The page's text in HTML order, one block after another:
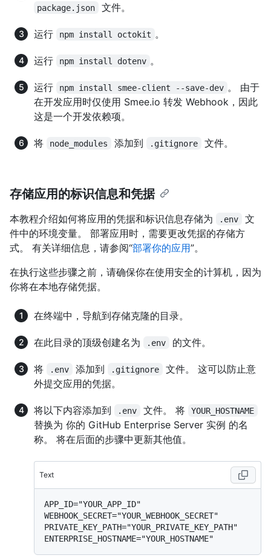
package.json 文件。
运行 npm install octokit 。
运行 npm install dotenv 。
运行 npm install smee-client --save-dev 。 由于
在开发应用时仅使用 Smee.io 转发 Webhook，因此
这是一个开发依赖项。
将 node_modules 添加到 .gitignore 文件。
存储应用的标识信息和凭据
本教程介绍如何将应用的凭据和标识信息存储为 .env
文
件中的环境变量。 部署应用时，需要更改凭据的存储方
式。 有关详细信息，请参阅“部署你的应用”。
在执行这些步骤之前，请确保你在使用安全的计算机，因为
你将在本地存储凭据。
在终端中，导航到存储克隆的目录。
在此目录的顶级创建名为 .env 的文件。
将 .env 添加到 .gitignore
文件。 这可以防止意
外提交应用的凭据。
将以下内容添加到 .env 文件。 将 YOUR_HOSTNAME
替换为 你的 GitHub Enterprise Server 实例 的名
称。 将在后面的步骤中更新其他值。
Text
APP_ID="YOUR_APP_ID"
WEBHOOK_SECRET="YOUR_WEBHOOK_SECRET"
PRIVATE_KEY_PATH="YOUR_PRIVATE_KEY_PATH"